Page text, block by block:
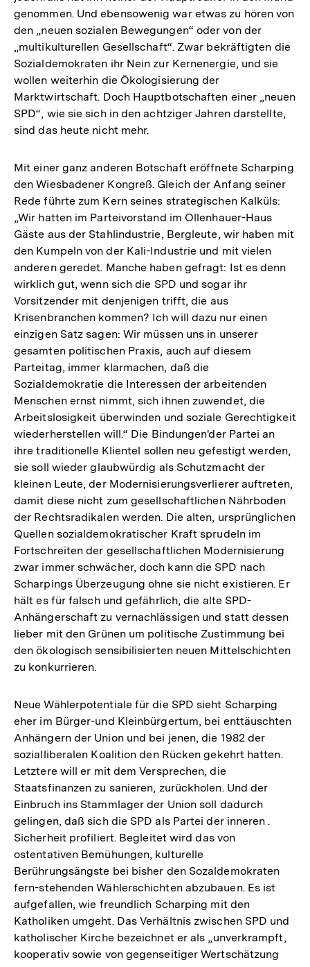
genommen. Und ebensowenig war etwas zu hören von
den „neuen sozialen Bewegungen“ oder von der
„multikulturellen Gesellschaft“. Zwar bekräftigten die
Sozialdemokraten ihr Nein zur Kernenergie, und sie
wollen weiterhin die Ökologisierung der
Marktwirtschaft. Doch Hauptbotschaften einer „neuen
SPD“, wie sie sich in den achtziger Jahren darstellte,
sind das heute nicht mehr.
Mit einer ganz anderen Botschaft eröffnete Scharping
den Wiesbadener Kongreß. Gleich der Anfang seiner
Rede führte zum Kern seines strategischen Kalküls:
„Wir hatten im Parteivorstand im Ollenhauer-Haus
Gäste aus der Stahlindustrie, Bergleute, wir haben mit
den Kumpeln von der Kali-Industrie und mit vielen
anderen geredet. Manche haben gefragt: Ist es denn
wirklich gut, wenn sich die SPD und sogar ihr
Vorsitzender mit denjenigen trifft, die aus
Krisenbranchen kommen? Ich will dazu nur einen
einzigen Satz sagen: Wir müssen uns in unserer
gesamten politischen Praxis, auch auf diesem
Parteitag, immer klarmachen, daß die
Sozialdemokratie die Interessen der arbeitenden
Menschen ernst nimmt, sich ihnen zuwendet, die
Arbeitslosigkeit überwinden und soziale Gerechtigkeit
wiederherstellen will.“ Die Bindungen'der Partei an
ihre traditionelle Klientel sollen neu gefestigt werden,
sie soll wieder glaubwürdig als Schutzmacht der
kleinen Leute, der Modernisierungsverlierer auftreten,
damit diese nicht zum gesellschaftlichen Nährboden
der Rechtsradikalen werden. Die alten, ursprünglichen
Quellen sozialdemokratischer Kraft sprudeln im
Fortschreiten der gesellschaftlichen Modernisierung
zwar immer schwächer, doch kann die SPD nach
Scharpings Überzeugung ohne sie nicht existieren. Er
hält es für falsch und gefährlich, die alte SPD-
Anhängerschaft zu vernachlässigen und statt dessen
lieber mit den Grünen um politische Zustimmung bei
den ökologisch sensibilisierten neuen Mittelschichten
zu konkurrieren.
Neue Wählerpotentiale für die SPD sieht Scharping
eher im Bürger-und Kleinbürgertum, bei enttäuschten
Anhängern der Union und bei jenen, die 1982 der
sozialliberalen Koalition den Rücken gekehrt hatten.
Letztere will er mit dem Versprechen, die
Staatsfinanzen zu sanieren, zurückholen. Und der
Einbruch ins Stammlager der Union soll dadurch
gelingen, daß sich die SPD als Partei der inneren .
Sicherheit profiliert. Begleitet wird das von
ostentativen Bemühungen, kulturelle
Berührungsängste bei bisher den Sozaldemokraten
fern-stehenden Wählerschichten abzubauen. Es ist
aufgefallen, wie freundlich Scharping mit den
Katholiken umgeht. Das Verhältnis zwischen SPD und
katholischer Kirche bezeichnet er als „unverkrampft,
kooperativ sowie von gegenseitiger Wertschätzung